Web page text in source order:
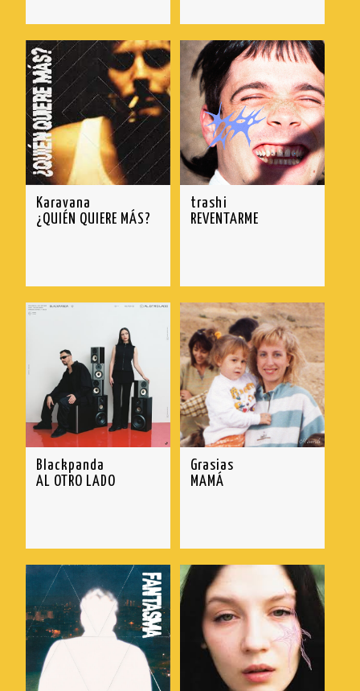
Karavana
¿QUIÉN QUIERE MÁS?
trashi
REVENTARME
Blackpanda
AL OTRO LADO
Grasias
MAMÁ